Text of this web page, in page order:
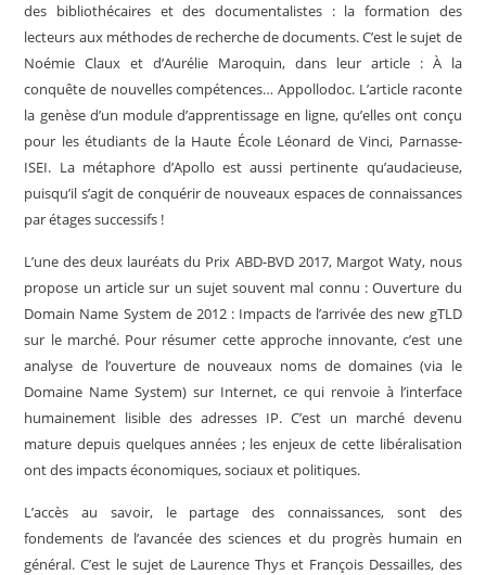
des bibliothécaires et des documentalistes : la formation des
lecteurs aux méthodes de recherche de documents. C’est le sujet de
Noémie Claux et d’Aurélie Maroquin, dans leur article : À la
conquête de nouvelles compétences… Appollodoc. L’article raconte
la genèse d’un module d’apprentissage en ligne, qu’elles ont conçu
pour les étudiants de la Haute École Léonard de Vinci, Parnasse-
ISEI. La métaphore d’Apollo est aussi pertinente qu’audacieuse,
puisqu’il s’agit de conquérir de nouveaux espaces de connaissances
par étages successifs !
L’une des deux lauréats du Prix ABD-BVD 2017, Margot Waty, nous
propose un article sur un sujet souvent mal connu : Ouverture du
Domain Name System de 2012 : Impacts de l’arrivée des new gTLD
sur le marché. Pour résumer cette approche innovante, c’est une
analyse de l’ouverture de nouveaux noms de domaines (via le
Domaine Name System) sur Internet, ce qui renvoie à l’interface
humainement lisible des adresses IP. C’est un marché devenu
mature depuis quelques années ; les enjeux de cette libéralisation
ont des impacts économiques, sociaux et politiques.
L’accès au savoir, le partage des connaissances, sont des
fondements de l’avancée des sciences et du progrès humain en
général. C’est le sujet de Laurence Thys et François Dessailles, des